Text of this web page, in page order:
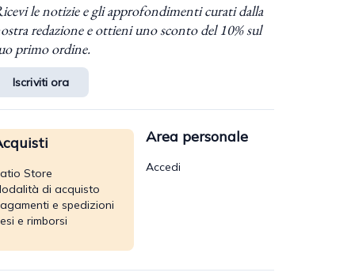
le notizie e gli approfondimenti curati dalla
redazione e ottieni uno sconto del 10% sul
primo ordine.
Iscriviti ora
Store
di acquisto
e spedizioni
e rimborsi
Area personale
Accedi